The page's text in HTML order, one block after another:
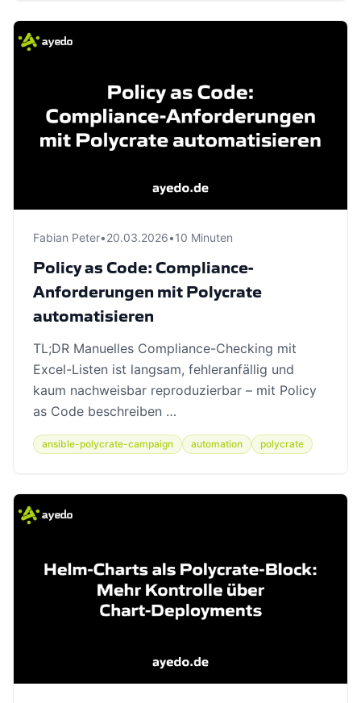
Fabian Peter•20.03.2026•10 Minuten
Policy as Code: Compliance-
Anforderungen mit Polycrate
automatisieren
TL;DR Manuelles Compliance-Checking mit
Excel-Listen ist langsam, fehleranfällig und
kaum nachweisbar reproduzierbar – mit Policy
as Code beschreiben …
ansible-polycrate-campaign automation polycrate